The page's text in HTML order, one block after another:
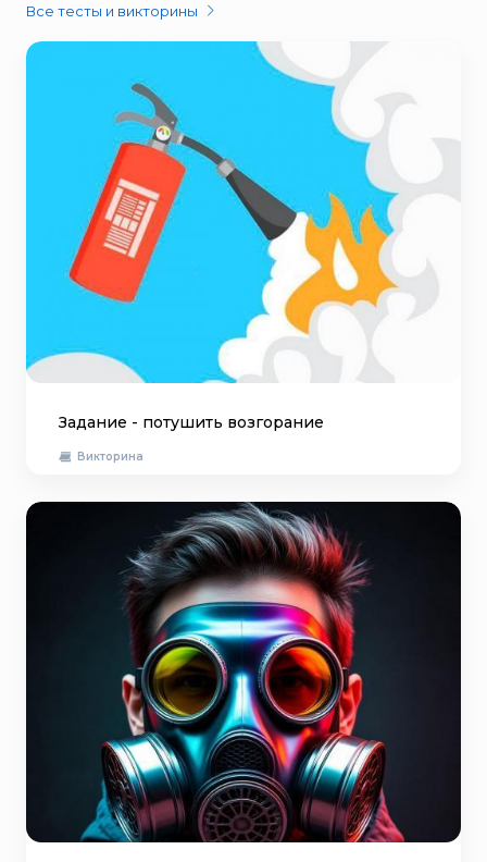
Все тесты и викторины
Задание - потушить возгорание
Викторина